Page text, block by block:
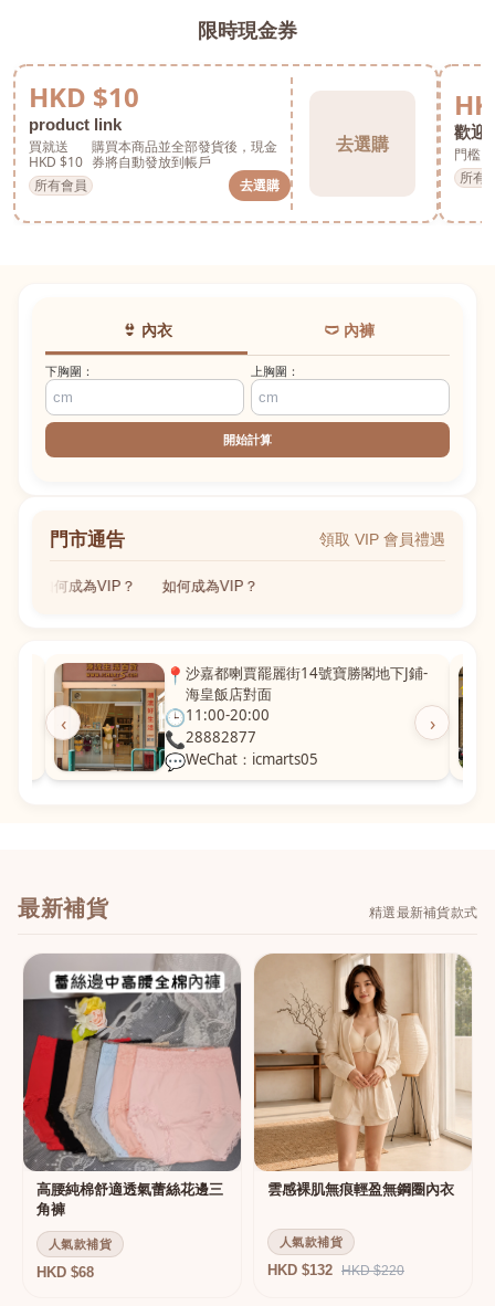
限時現金券
HKD $10
product link
買就送
HKD $10
購買本商品並全部發貨後，現金
券將自動發放到帳戶
所有會員
去選購
去選購
歡迎
門檻
所有
👙 內衣 🩲 內褲
下胸圍： 上胸圍：
開始計算
門市通告 領取 VIP 會員禮遇
如何成為VIP？ 如何成為VIP？
‹ ›
📍 沙嘉都喇賈罷麗街14號寶勝閣地下J鋪-
海皇飯店對面
🕒11:00-20:00
📞28882877
💬WeChat：icmarts05
最新補貨 精選最新補貨款式
高腰純棉舒適透氣蕾絲花邊三
角褲
人氣款補貨
HKD $68
雲感裸肌無痕輕盈無鋼圈內衣
人氣款補貨
HKD $132 HKD $220